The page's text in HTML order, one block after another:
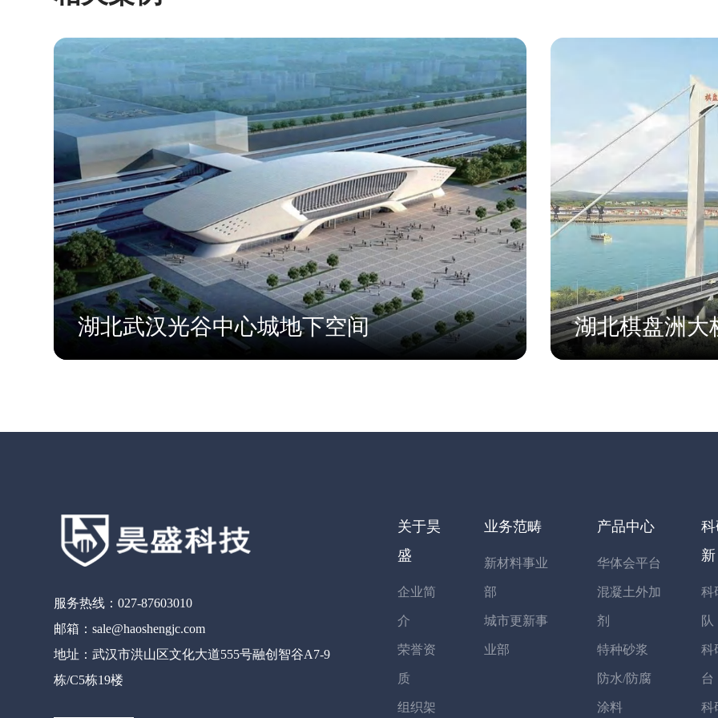
湖北武汉光谷中心城地下空间 湖北棋盘洲大
服务热线：027-87603010
邮箱：sale@haoshengjc.com
地址：武汉市洪山区文化大道555号融创智谷A7-9
栋/C5栋19楼
关于昊
盛
企业简
介
荣誉资
质
组织架
业务范畴
新材料事业
部
城市更新事
业部
产品中心
华体会平台
混凝土外加
剂
特种砂浆
防水/防腐
涂料
新
科
队
科
台
科